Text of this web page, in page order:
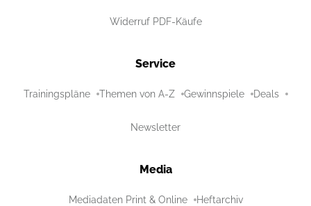
Widerruf PDF-Käufe
Service
Trainingspläne Themen von A-Z Gewinnspiele Deals
Newsletter
Media
Mediadaten Print & Online Heftarchiv